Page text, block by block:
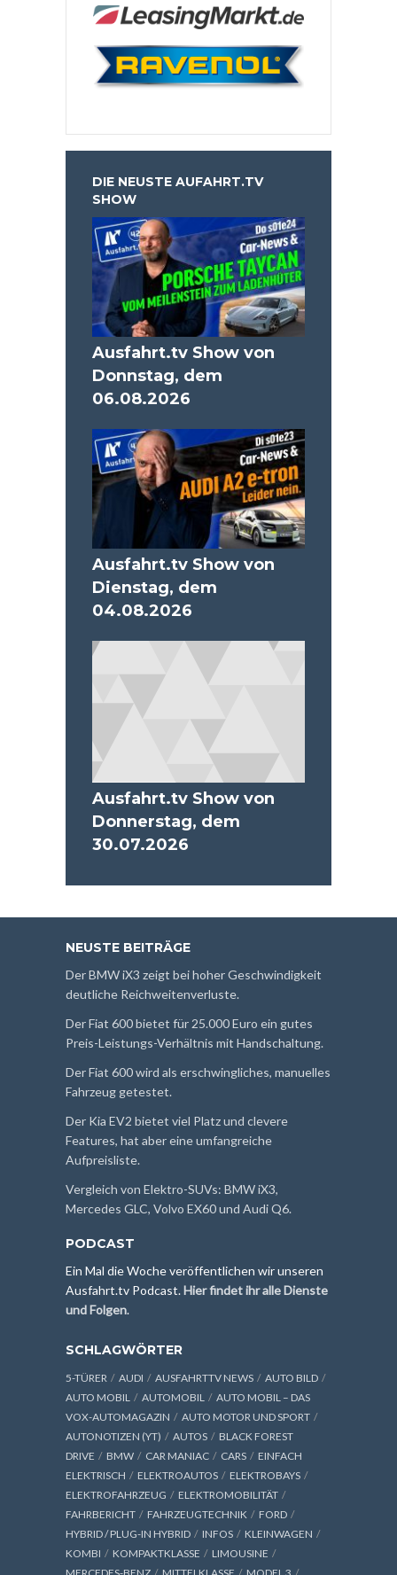
DIE NEUSTE AUFAHRT.TV
SHOW
Ausfahrt.tv Show von
Donnstag, dem
06.08.2026
Ausfahrt.tv Show von
Dienstag, dem
04.08.2026
Ausfahrt.tv Show von
Donnerstag, dem
30.07.2026
NEUSTE BEITRÄGE
Der BMW iX3 zeigt bei hoher Geschwindigkeit
deutliche Reichweitenverluste.
Der Fiat 600 bietet für 25.000 Euro ein gutes
Preis-Leistungs-Verhältnis mit Handschaltung.
Der Fiat 600 wird als erschwingliches, manuelles
Fahrzeug getestet.
Der Kia EV2 bietet viel Platz und clevere
Features, hat aber eine umfangreiche
Aufpreisliste.
Vergleich von Elektro-SUVs: BMW iX3,
Mercedes GLC, Volvo EX60 und Audi Q6.
PODCAST
Ein Mal die Woche veröffentlichen wir unseren
Ausfahrt.tv Podcast.Hier findet ihr alle Dienste
und Folgen.
SCHLAGWÖRTER
5-TÜRER AUDI AUSFAHRTTV NEWS
AUTO BILD
AUTO MOBIL
AUTOMOBIL
AUTO MOBIL – DAS
VOX-AUTOMAGAZIN
AUTO MOTOR UND SPORT
AUTONOTIZEN (YT)
AUTOS
BLACK FOREST
DRIVE
BMW CAR MANIAC CARS
EINFACH
ELEKTRISCH
ELEKTROAUTOS
ELEKTROBAYS
ELEKTROFAHRZEUG
ELEKTROMOBILITÄT
FAHRBERICHT
FAHRZEUGTECHNIK
FORD
HYBRID / PLUG-IN HYBRID
INFOS
KLEINWAGEN
KOMBI
KOMPAKTKLASSE
LIMOUSINE